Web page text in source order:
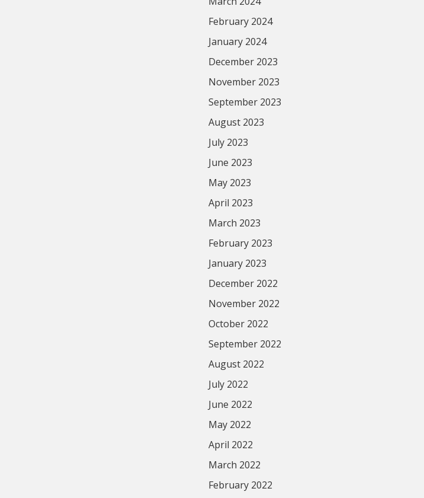
February 2024
January 2024
December 2023
November 2023
September 2023
August 2023
July 2023
June 2023
May 2023
April 2023
March 2023
February 2023
January 2023
December 2022
November 2022
October 2022
September 2022
August 2022
July 2022
June 2022
May 2022
April 2022
March 2022
February 2022